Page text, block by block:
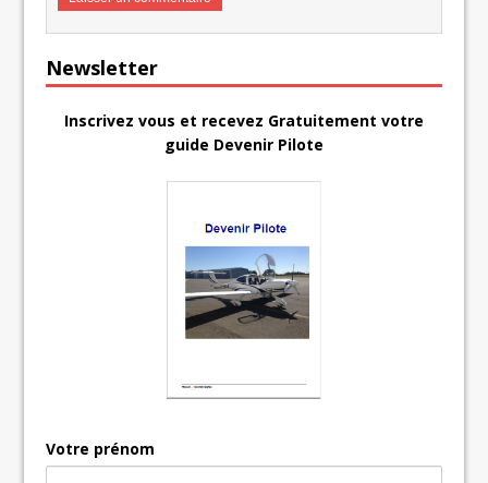
Newsletter
Inscrivez vous et recevez Gratuitement votre
guide Devenir Pilote
Votre prénom